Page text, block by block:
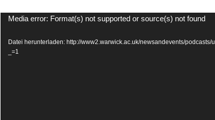
Video-
Media error: Format(s) not supported or source(s) not found
Datei herunterladen: http://www2.warwick.ac.uk/newsandevents/
_=1